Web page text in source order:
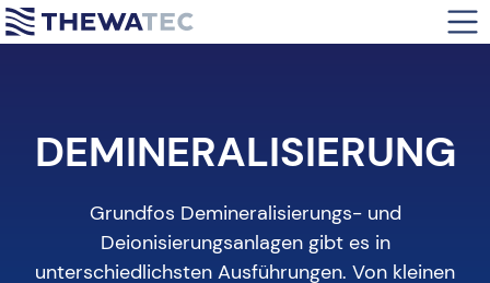
DEMINERALISIERUNG
Grundfos Demineralisierungs- und
Deionisierungsanlagen gibt es in
unterschiedlichsten Ausführungen. Von kleinen
Chemikalien
Demineralisierung
Medien-Filtration
Selbstreinigende Wasserfilter
Facility Management
Medizin & Biotech